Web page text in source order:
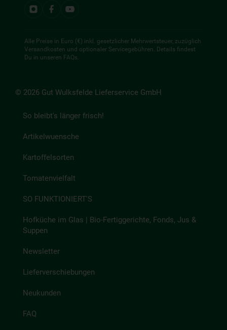
Alle Preise in Euro (€) inkl. gesetzlicher Mehrwertsteuer, zuzüglich
Versandkosten und optionaler Servicegebühren. Details findest
Du in unseren FAQs
© 2026 Gut Wulksfelde Lieferservice GmbH
So bleibt's länger frisch!
Artikelwuensche
Kartoffelsorten
Tomatenvielfalt
SO FUNKTIONIERT'S
Hofküche im Glas | Bio-Fertiggerichte, Fonds, Jus &
Suppen
Newsletter
Lieferverschiebungen
Neukunden
FAQ